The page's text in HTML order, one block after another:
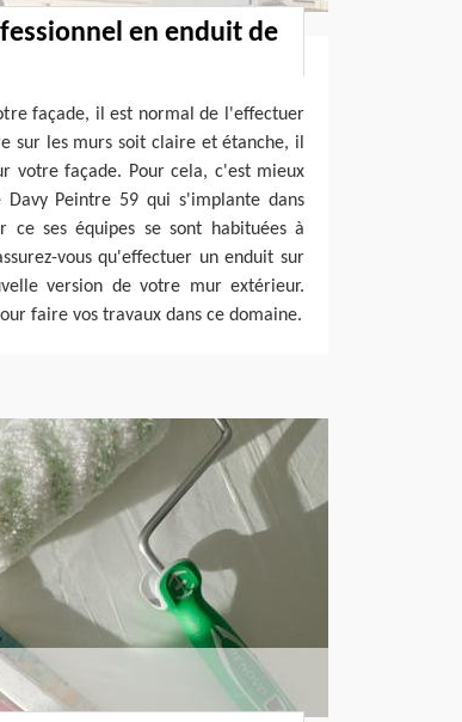
en enduit de
façade, il est normal de l'effectuer
sur les murs soit claire et étanche, il
votre façade. Pour cela, c'est mieux
Davy Peintre 59 qui s'implante dans
ce ses équipes se sont habituées à
vous qu'effectuer un enduit sur
version de votre mur extérieur.
faire vos travaux dans ce domaine.